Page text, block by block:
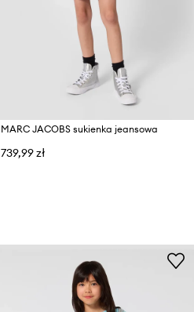
MARC JACOBS sukienka jeansowa
739,99 zł